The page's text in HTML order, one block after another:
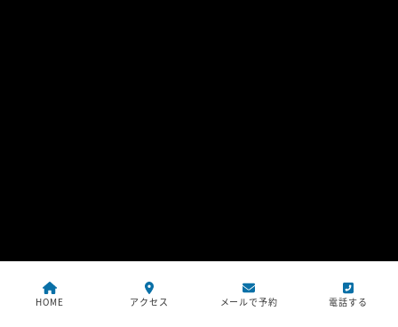
HOME アクセス メールで予約 電話する